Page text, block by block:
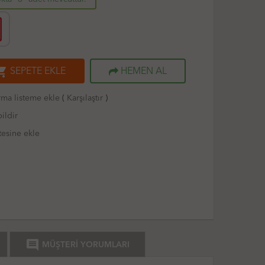
SEPETE EKLE HEMEN AL
listeme ekle ( Karşılaştır)
ekle
comment MÜŞTERİ YORUMLARI